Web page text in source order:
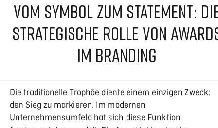
VOM SYMBOL ZUM STATEMENT:
STRATEGISCHE ROLLE VON
IM BRANDING
Die traditionelle Trophäe diente einem einzigen Zweck:
den Sieg zu markieren. Im modernen
Unternehmensumfeld hat sich diese Funktion